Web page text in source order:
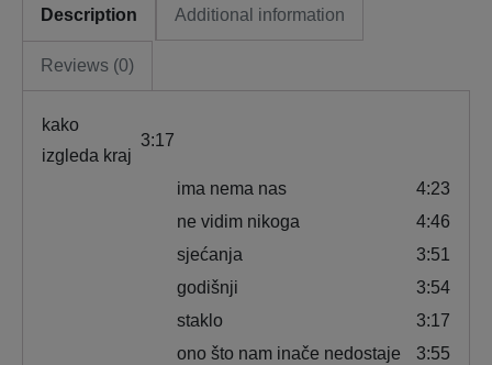
Description Additional information
Reviews (0)
kako
izgleda kraj
3:17
ima nema nas
4:23
ne vidim nikoga
4:46
sjećanja
3:51
godišnji
3:54
staklo
3:17
ono što nam inače nedostaje
3:55